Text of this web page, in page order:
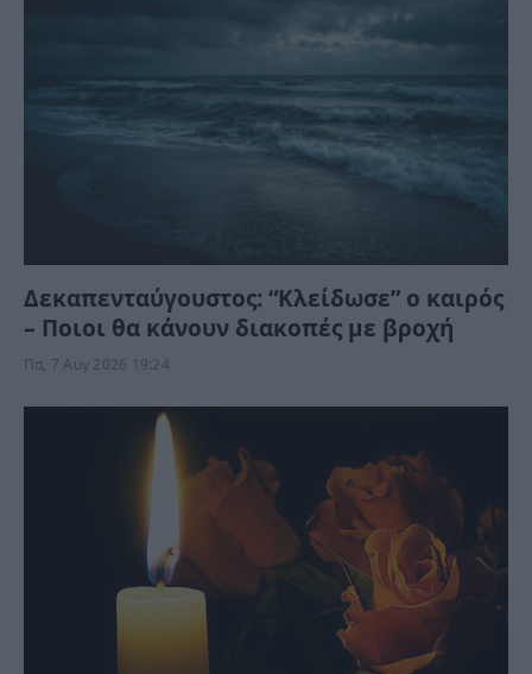
Δεκαπενταύγουστος: “Κλείδωσε” ο καιρός
– Ποιοι θα κάνουν διακοπές με βροχή
Πα, 7 Αυγ 2026 19:24